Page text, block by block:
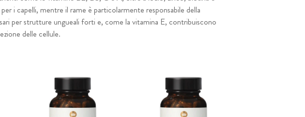
i capelli, mentre il rame è particolarmente responsabile della
per strutture ungueali forti e, come la vitamina E, contribuiscono
delle cellule.